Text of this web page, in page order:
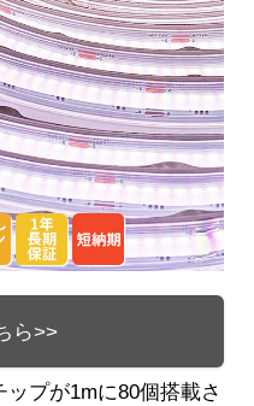
ら>>
プが1mに80個搭載さ